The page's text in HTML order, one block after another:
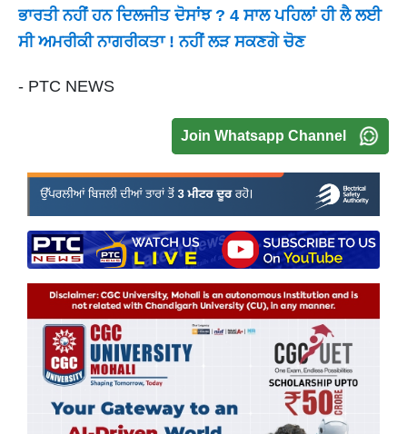
ਭਾਰਤੀ ਨਹੀਂ ਹਨ ਦਿਲਜੀਤ ਦੋਸਾਂਝ ? 4 ਸਾਲ ਪਹਿਲਾਂ ਹੀ ਲੈ ਲਈ
ਸੀ ਅਮਰੀਕੀ ਨਾਗਰੀਕਤਾ ! ਨਹੀਂ ਲੜ ਸਕਣਗੇ ਚੋਣ
- PTC NEWS
Join Whatsapp Channel